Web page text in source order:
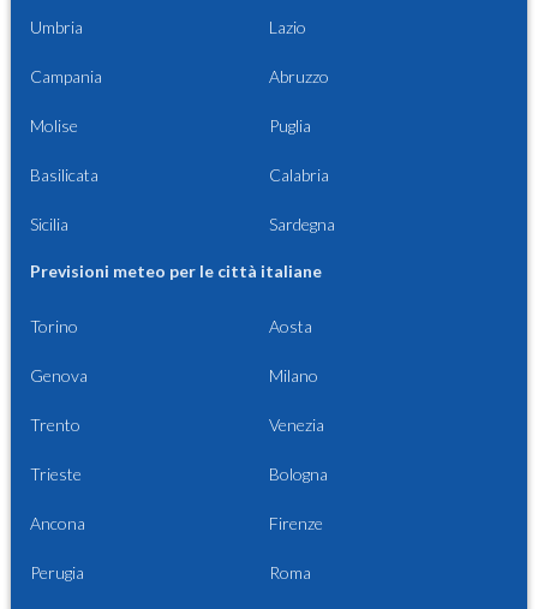
Umbria Lazio
Campania Abruzzo
Molise Puglia
Basilicata Calabria
Sicilia Sardegna
Previsioni meteo per le città italiane
Torino Aosta
Genova Milano
Trento Venezia
Trieste Bologna
Ancona Firenze
Perugia Roma